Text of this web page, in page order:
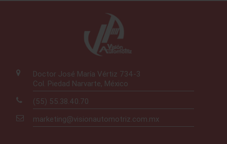
Doctor José María Vértiz 734-3
Col. Piedad Narvarte, México
(55) 55.38.40.70
marketing@visionautomotriz.com.mx